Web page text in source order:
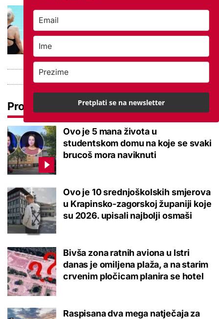
Kupanje u ovom gradu i sutra
ohladiti tijekom toplinskog vala
Pročitaj još
Ovo je 5 mana života u
studentskom domu na koje se svaki
brucoš mora naviknuti
Ovo je 10 srednjoškolskih smjerova
u Krapinsko-zagorskoj županiji koje
su 2026. upisali najbolji osmaši
Bivša zona ratnih aviona u Istri
danas je omiljena plaža, a na starim
crvenim pločicam planira se hotel
Raspisana dva mega natječaja za
Pretplati se na newsletter